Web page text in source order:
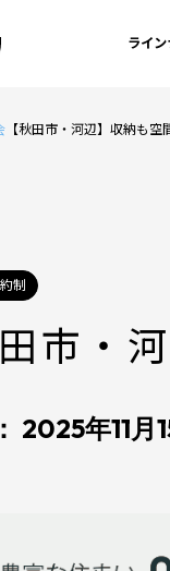
ライ
【秋田市・河辺】収納も空
制
田市・
2025年11月